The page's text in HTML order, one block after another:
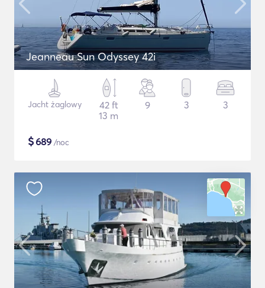
Jeanneau Sun Odyssey 42i
Jacht żaglowy
42 ft
13 m
9 3 3
$689 /noc